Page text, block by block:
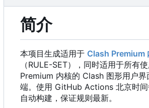
简介
本项目生成适用于 Clash Premium
（RULE-SET） ， 同时适用于所有
Premium 内核的 Clash 图形用户界
端。使用 GitHub Actions 北京时
自动构建，保证规则最新。